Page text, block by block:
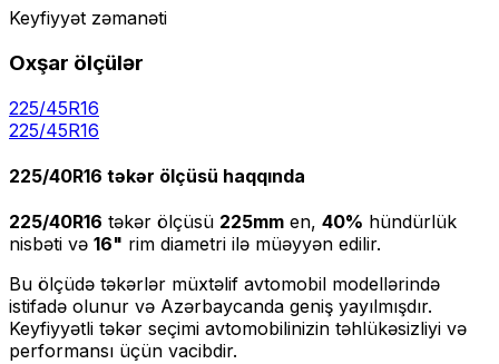
Keyfiyyət zəmanəti
Oxşar ölçülər
225/45R16
225/45R16
225/40R16 təkər ölçüsü haqqında
225/40R16 təkər ölçüsü 225mm en, 40% hündürlük
nisbəti və 16" rim diametri ilə müəyyən edilir.
Bu ölçüdə təkərlər müxtəlif avtomobil modellərində
istifadə olunur və Azərbaycanda geniş yayılmışdır.
Keyfiyyətli təkər seçimi avtomobilinizin təhlükəsizliyi və
performansı üçün vacibdir.